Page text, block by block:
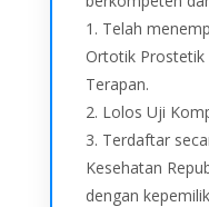
1. Telah
Ortotik Prostetik
Terapan.
2. Lolos Uji
3. Terdaftar
Kesehatan
dengan